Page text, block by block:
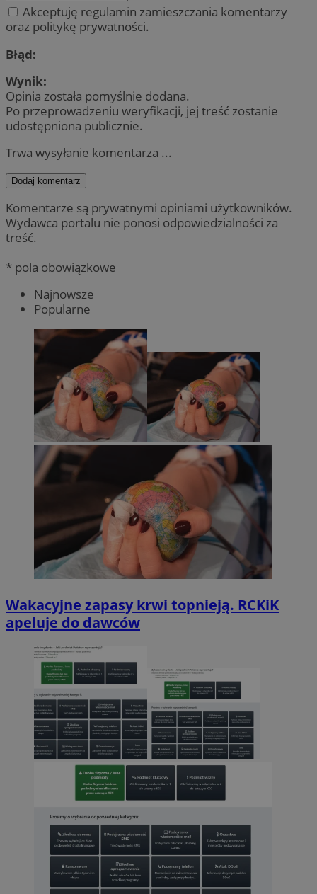
Akceptuję regulamin zamieszczania komentarzy
oraz politykę prywatności.
Błąd:
Wynik:
Opinia została pomyślnie dodana.
Po przeprowadzeniu weryfikacji, jej treść zostanie
udostępniona publicznie.
Trwa wysyłanie komentarza ...
Dodaj komentarz
Komentarze są prywatnymi opiniami użytkowników.
Wydawca portalu nie ponosi odpowiedzialności za
treść.
* pola obowiązkowe
Najnowsze
Popularne
Wakacyjne zapasy krwi topnieją. RCKiK
apeluje do dawców